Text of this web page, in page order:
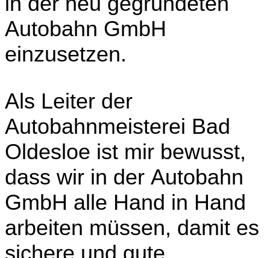
Autobahn GmbH
einzusetzen.
Als Leiter der
Autobahnmeisterei Bad
Oldesloe ist mir bewusst,
dass wir in der Autobahn
GmbH alle Hand in Hand
arbeiten müssen, damit es
sichere und gute